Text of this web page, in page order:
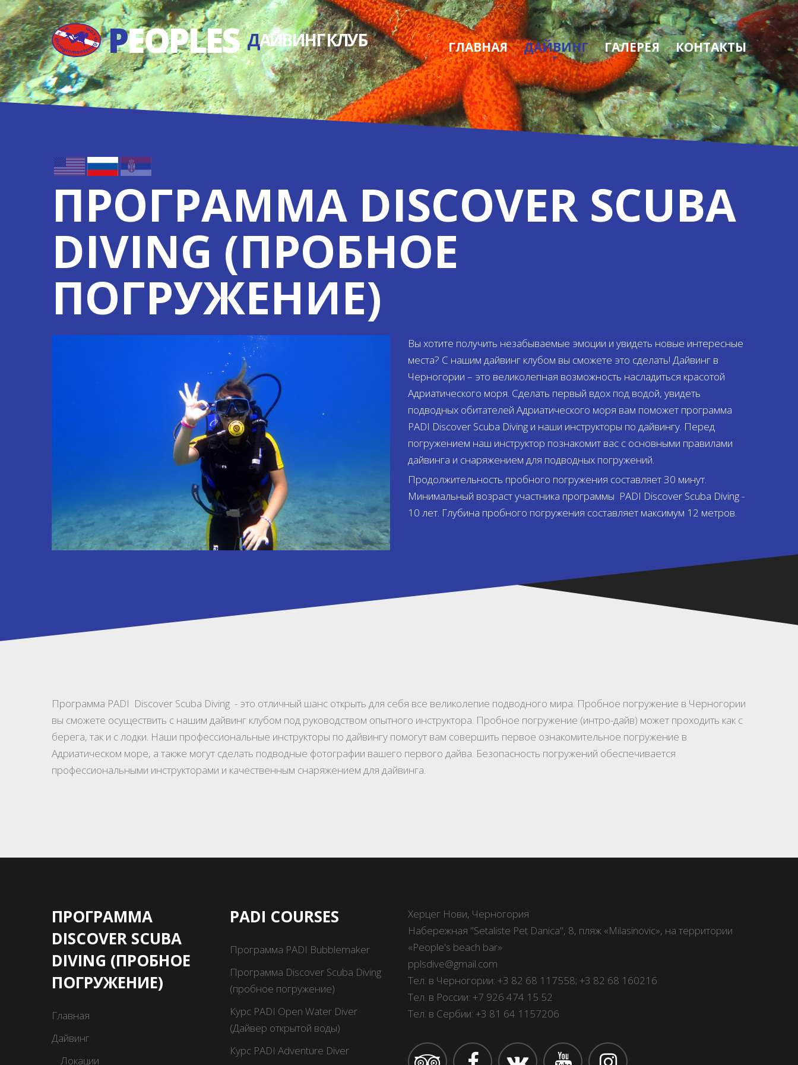
PEOPLES ДАЙВИНГ КЛУБ ГЛАВНАЯ ДАЙВИНГ ГАЛЕРЕЯ КОНТАКТЫ
ПРОГРАММА DISCOVER SCUBA
DIVING (ПРОБНОЕ
ПОГРУЖЕНИЕ)
Вы хотите получить незабываемые эмоции и увидеть новые интересные
места? С нашим дайвинг клубом вы сможете это сделать! Дайвинг в
Черногории – это великолепная возможность насладиться красотой
Адриатического моря. Сделать первый вдох под водой, увидеть
подводных обитателей Адриатического моря вам поможет программа
PADI Discover Scuba Diving и наши инструкторы по дайвингу. Перед
погружением наш инструктор познакомит вас с основными правилами
дайвинга и снаряжением для подводных погружений.
Продолжительность пробного погружения составляет 30 минут.
Минимальный возраст участника программы PADI Discover Scuba Diving -
10 лет. Глубина пробного погружения составляет максимум 12 метров.
Программа PADI Discover Scuba Diving - это отличный шанс открыть для себя все великолепие подводного мира. Пробное погружение в Черногории
вы сможете осуществить с нашим дайвинг клубом под руководством опытного инструктора. Пробное погружение (интро-дайв) может проходить как с
берега, так и с лодки. Наши профессиональные инструкторы по дайвингу помогут вам совершить первое ознакомительное погружение в
Адриатическом море, а также могут сделать подводные фотографии вашего первого дайва. Безопасность погружений обеспечивается
профессиональными инструкторами и качественным снаряжением для дайвинга.
ПРОГРАММА
DISCOVER SCUBA
DIVING (ПРОБНОЕ
ПОГРУЖЕНИЕ)
Главная
Дайвинг
Локации
PADI COURSES
Программа PADI Bubblemaker
Программа Discover Scuba Diving
(пробное погружение)
Курс PADI Open Water Diver
(Дайвер открытой воды)
Курс PADI Adventure Diver
Херцег Нови, Черногория
Набережная "Setaliste Pet Danica", 8, пляж «Milasinovic», на территории
«People's beach bar»
pplsdive@gmail.com
Тел. в Черногории: +3 82 68 117558; +3 82 68 160216
Тел. в России: +7 926 474 15 52
Тел. в Сербии: +3 81 64 1157206